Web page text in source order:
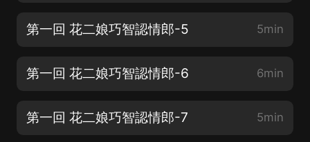
第一回 花二娘巧智認情郎-5 5min
第一回 花二娘巧智認情郎-6 6min
第一回 花二娘巧智認情郎-7 5min